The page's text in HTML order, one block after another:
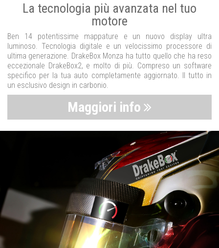
La tecnologia più avanzata nel tuo
motore
Ben 14 potentissime mappature e un nuovo display ultra
luminoso. Tecnologia digitale e un velocissimo processore di
ultima generazione. DrakeBox Monza ha tutto quello che ha reso
eccezionale DrakeBox2, e molto di più. Compreso un software
specifico per la tua auto completamente aggiornato. Il tutto in
un esclusivo design in carbonio.
Maggiori info